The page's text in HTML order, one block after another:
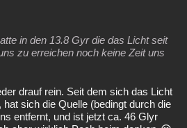
in den 13.8 Gyr die das Licht seit
zu erreichen noch keine Zeit uns
drauf rein. Seit dem sich das Licht
sich die Quelle (bedingt durch die
entfernt, und ist jetzt ca. 46 Glyr